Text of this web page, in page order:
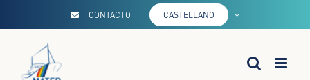
contenido
CONTACTO CASTELLANO